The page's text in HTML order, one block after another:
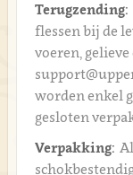
Terugzending:
flessen bij de
voeren,
worden enkel
gesloten
Verpakking: